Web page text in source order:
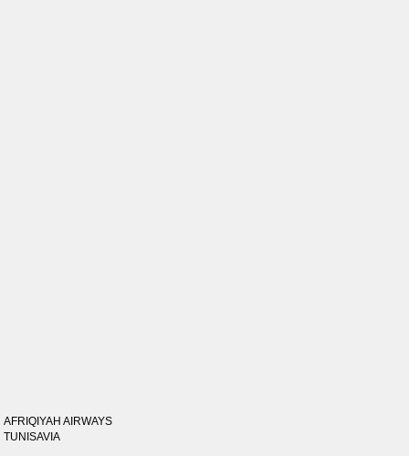
AFRIQIYAH AIRWAYS
TUNISAVIA